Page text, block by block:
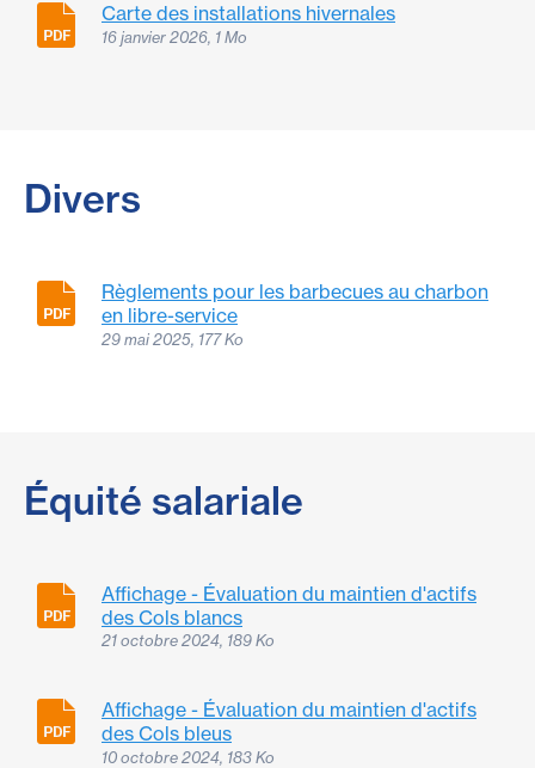
Carte des installations hivernales
16 janvier 2026, 1 Mo
Divers
Règlements pour les barbecues au charbon
en libre-service
29 mai 2025, 177 Ko
Équité salariale
Affichage - Évaluation du maintien d'actifs
des Cols blancs
21 octobre 2024, 189 Ko
Affichage - Évaluation du maintien d'actifs
des Cols bleus
10 octobre 2024, 183 Ko